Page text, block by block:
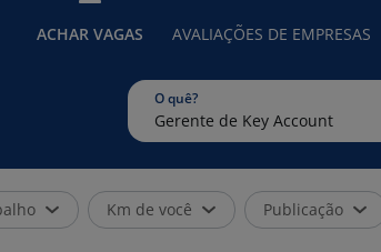
ACHAR VAGAS AVALIAÇÕES DE EMPRESAS
O quê?
Km de você Publicação